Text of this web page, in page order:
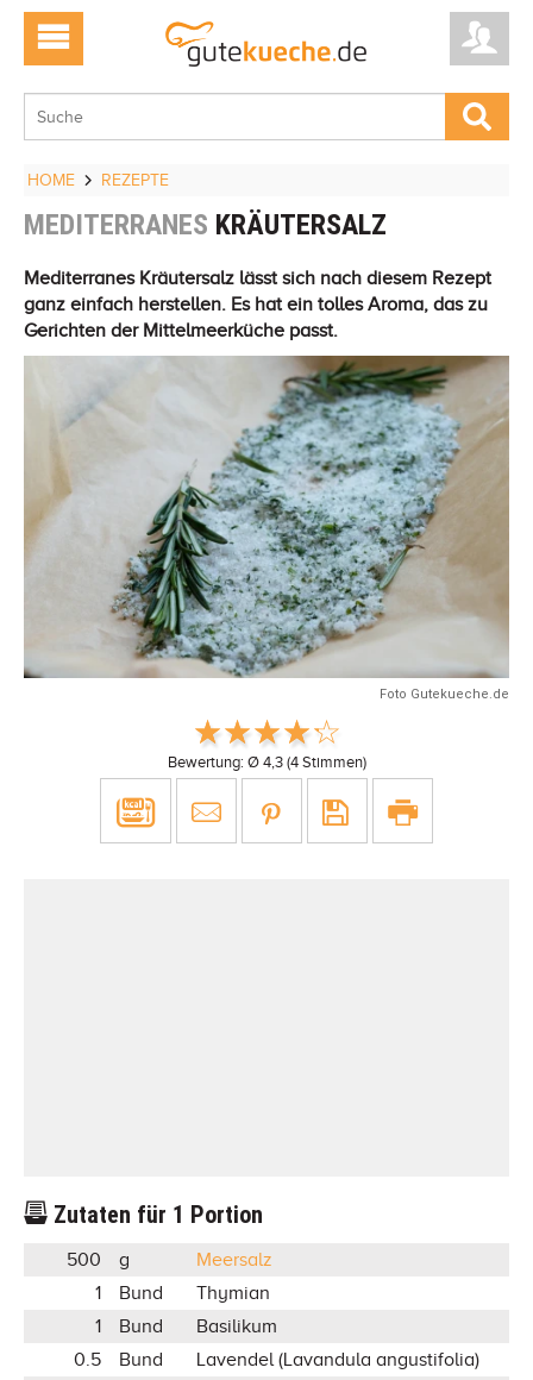
HOME REZEPTE
MEDITERRANES KRÄUTERSALZ
Mediterranes Kräutersalz lässt sich nach diesem Rezept
ganz einfach herstellen. Es hat ein tolles Aroma, das zu
Gerichten der Mittelmeerküche passt.
Foto Gutekueche.de
Bewertung: Ø 4,3(4Stimmen)
Zutaten für 1 Portion
500 g
Meersalz
1
Bund
Thymian
1
Bund
Basilikum
0.5
Bund
Lavendel (Lavandula angustifolia)